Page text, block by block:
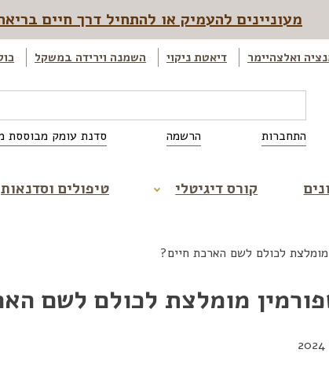
מעוניינים להעמיק או להתחיל דרך חיים
ואלצהיימר דיאטת ניקוי השמנה וירידה במשקל
התחברות הרשמה סדנת עומק מבוססת
קורס דיגיטלי טיפולים וסדנאות
לכולם לשם הארכת חיים?
מומלצת לכולם לשם